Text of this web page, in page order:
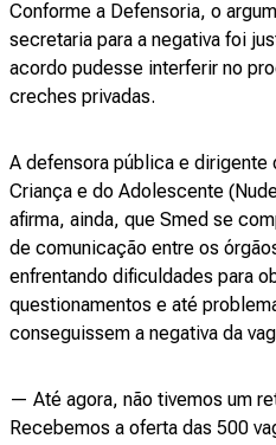
Conforme a Defensoria, o
secretaria para a negativa foi
acordo pudesse interferir no
creches privadas.
A defensora pública e dirigente
Criança e do Adolescente
afirma, ainda, que Smed se
de comunicação entre os
enfrentando dificuldades para
questionamentos e até
conseguissem a negativa da
— Até agora, não tivemos um
Recebemos a oferta das 500